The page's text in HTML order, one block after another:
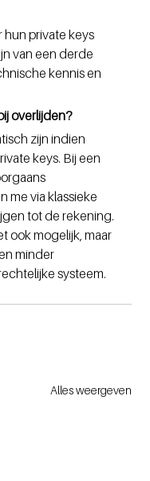
hun private keys
van een derde
kennis en
overlijden?
zijn indien
keys. Bij een
me via klassieke
tot de rekening.
ook mogelijk, maar
minder
systeem.
Alles weergeven